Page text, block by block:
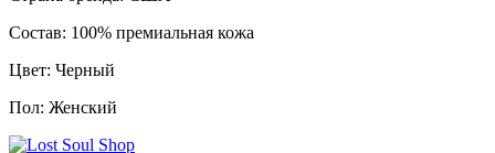
Состав: 100% премиальная кожа
Цвет: Черный
Пол: Женский